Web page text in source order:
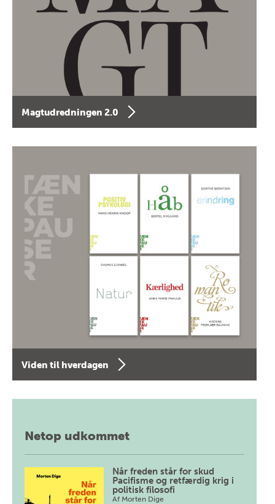
Magtudredningen 2.0
Viden til hverdagen
Netop udkommet
Når freden står for skud
Pacifisme og retfærdig krig i
politisk filosofi
Af Morten Dige